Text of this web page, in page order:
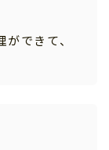
できて、